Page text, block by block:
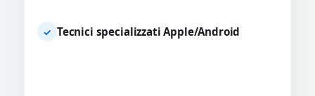
✓ Tecnici specializzati Apple/Android